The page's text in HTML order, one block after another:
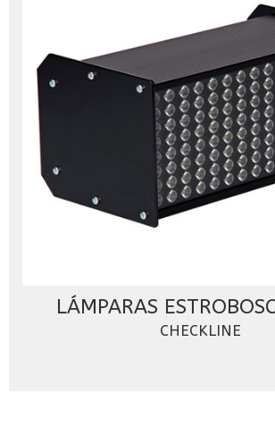
LÁMPARAS
CHECKLINE